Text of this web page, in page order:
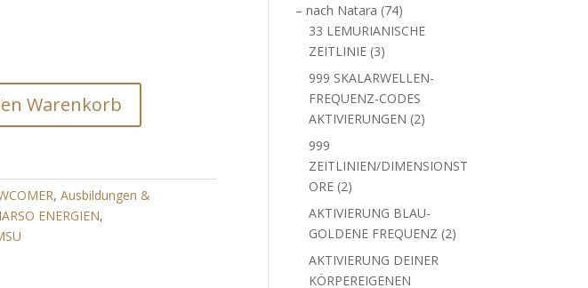
Warenkorb
,Ausbildungen &
ENERGIEN,
– nach Natara 7474
Produkte
33 LEMURIANISCHE
ZEITLINIE 33
Produkte
999 SKALARWELLEN-
FREQUENZ-CODES
AKTIVIERUNGEN 22
999
ZEITLINIEN/DIMENSIONST
ORE 22
Produkte
AKTIVIERUNG BLAU-
GOLDENE FREQUENZ 22
AKTIVIERUNG DEINER
KÖRPEREIGENEN